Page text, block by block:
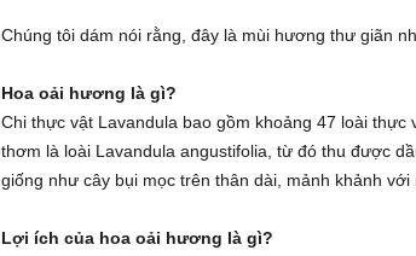
Chúng tôi dám nói rằng, đây là mùi hương thư giãn
Hoa oải hương là gì?
Chi thực vật Lavandula bao gồm khoảng 47 loài
thơm là loài Lavandula angustifolia, từ đó thu được
giống như cây bụi mọc trên thân dài, mảnh khảnh
Lợi ích của hoa oải hương là gì?